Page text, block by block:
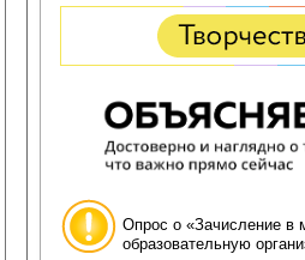
Опрос о «Зачисление в
образовательную